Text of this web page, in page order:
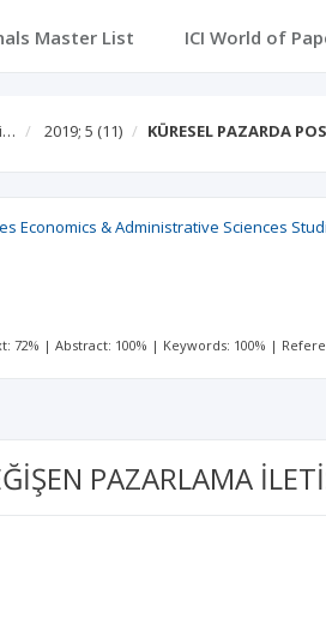
Master List ICI World of
2019; 5 (11) KÜRESEL PAZARDA
Economics & Administrative Sciences
72% |Abstract: 100% | Keywords: 100% |
PAZARLAMA